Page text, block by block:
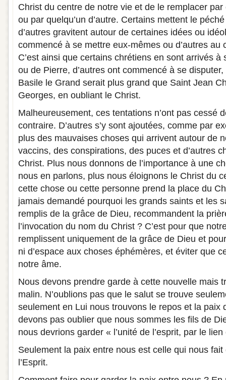
Christ du centre de notre vie et de le remplacer par
ou par quelqu’un d’autre. Certains mettent le
d’autres gravitent autour de certaines idées ou
commencé à se mettre eux-mêmes ou d’autres au
C’est ainsi que certains chrétiens en sont arrivés à
ou de Pierre, d’autres ont commencé à se
Basile le Grand serait plus grand que Saint Jean
Georges, en oubliant le Christ.
Malheureusement, ces tentations n’ont pas cessé
contraire. D’autres s’y sont ajoutées, comme par
plus des mauvaises choses qui arrivent autour de
vaccins, des conspirations, des puces et d’autres
Christ. Plus nous donnons de l’importance à une
nous en parlons, plus nous éloignons le Christ du
cette chose ou cette personne prend la place du
jamais demandé pourquoi les grands saints et les
remplis de la grâce de Dieu, recommandent la
l’invocation du nom du Christ ? C’est pour que
remplissent uniquement de la grâce de Dieu et
ni d’espace aux choses éphémères, et éviter que
notre âme.
Nous devons prendre garde à cette nouvelle mais
malin. N’oublions pas que le salut se trouve
seulement en Lui nous trouvons le repos et la paix
devons pas oublier que nous sommes les fils de
nous devrions garder « l’unité de l’esprit, par le
Seulement la paix entre nous est celle qui nous fait
l’Esprit.